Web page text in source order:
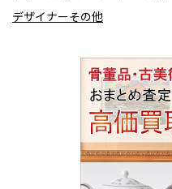
デザイナーその他